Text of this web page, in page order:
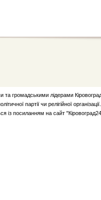
громадськими лідерами
партії чи релігійної
із посиланням на сайт